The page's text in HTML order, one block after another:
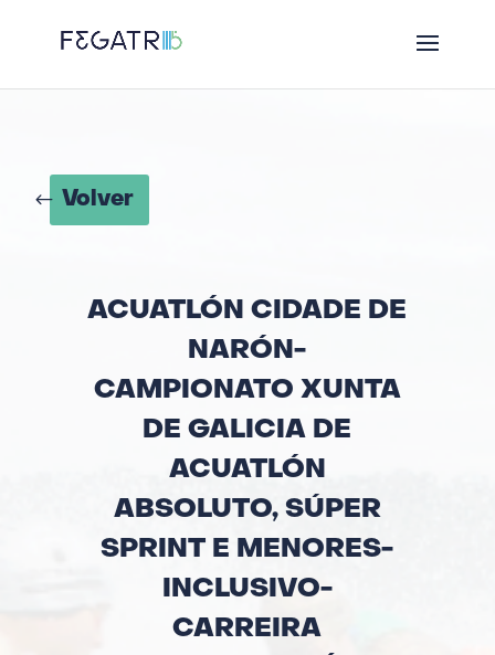
Volver
ACUATLÓN CIDADE DE
NARÓN-
CAMPIONATO XUNTA
DE GALICIA DE
ACUATLÓN
ABSOLUTO, SÚPER
SPRINT E MENORES-
INCLUSIVO-
CARREIRA